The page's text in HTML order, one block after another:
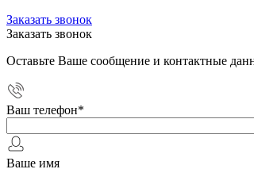
Заказать звонок
Заказать звонок
Оставьте Ваше сообщение и контактные
Ваш телефон*
Ваше имя